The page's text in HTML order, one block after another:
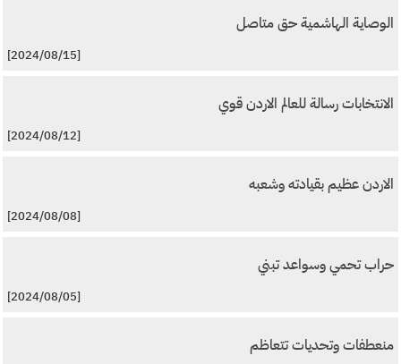
الوصاية الهاشمية حق متاصل
[2024/08/15]
الانتخابات رسالة للعالم الاردن قوي
[2024/08/12]
الاردن عظيم بقيادته وشعبه
[2024/08/08]
حراب تحمي وسواعد تبني
[2024/08/05]
منعطفات وتحديات تتعاظم